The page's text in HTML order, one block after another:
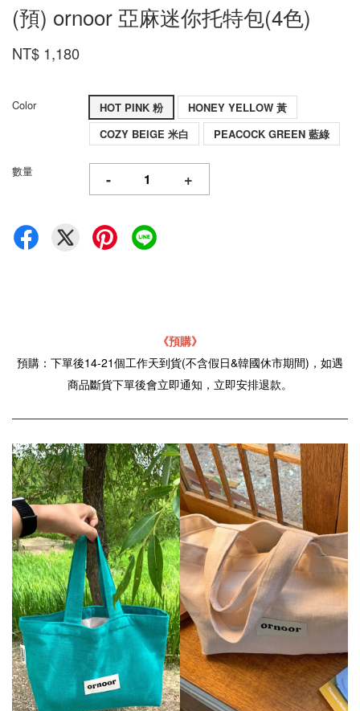
(預) ornoor 亞麻迷你托特包(4色)
NT$ 1,180
Color HOT PINK 粉
HONEY YELLOW 黃
COZY BEIGE 米白
PEACOCK GREEN 藍綠
數量 - +
《預購》
預購：下單後14-21個工作天到貨(不含假日&韓國休市期間)，如遇
商品斷貨下單後會立即通知，立即安排退款。